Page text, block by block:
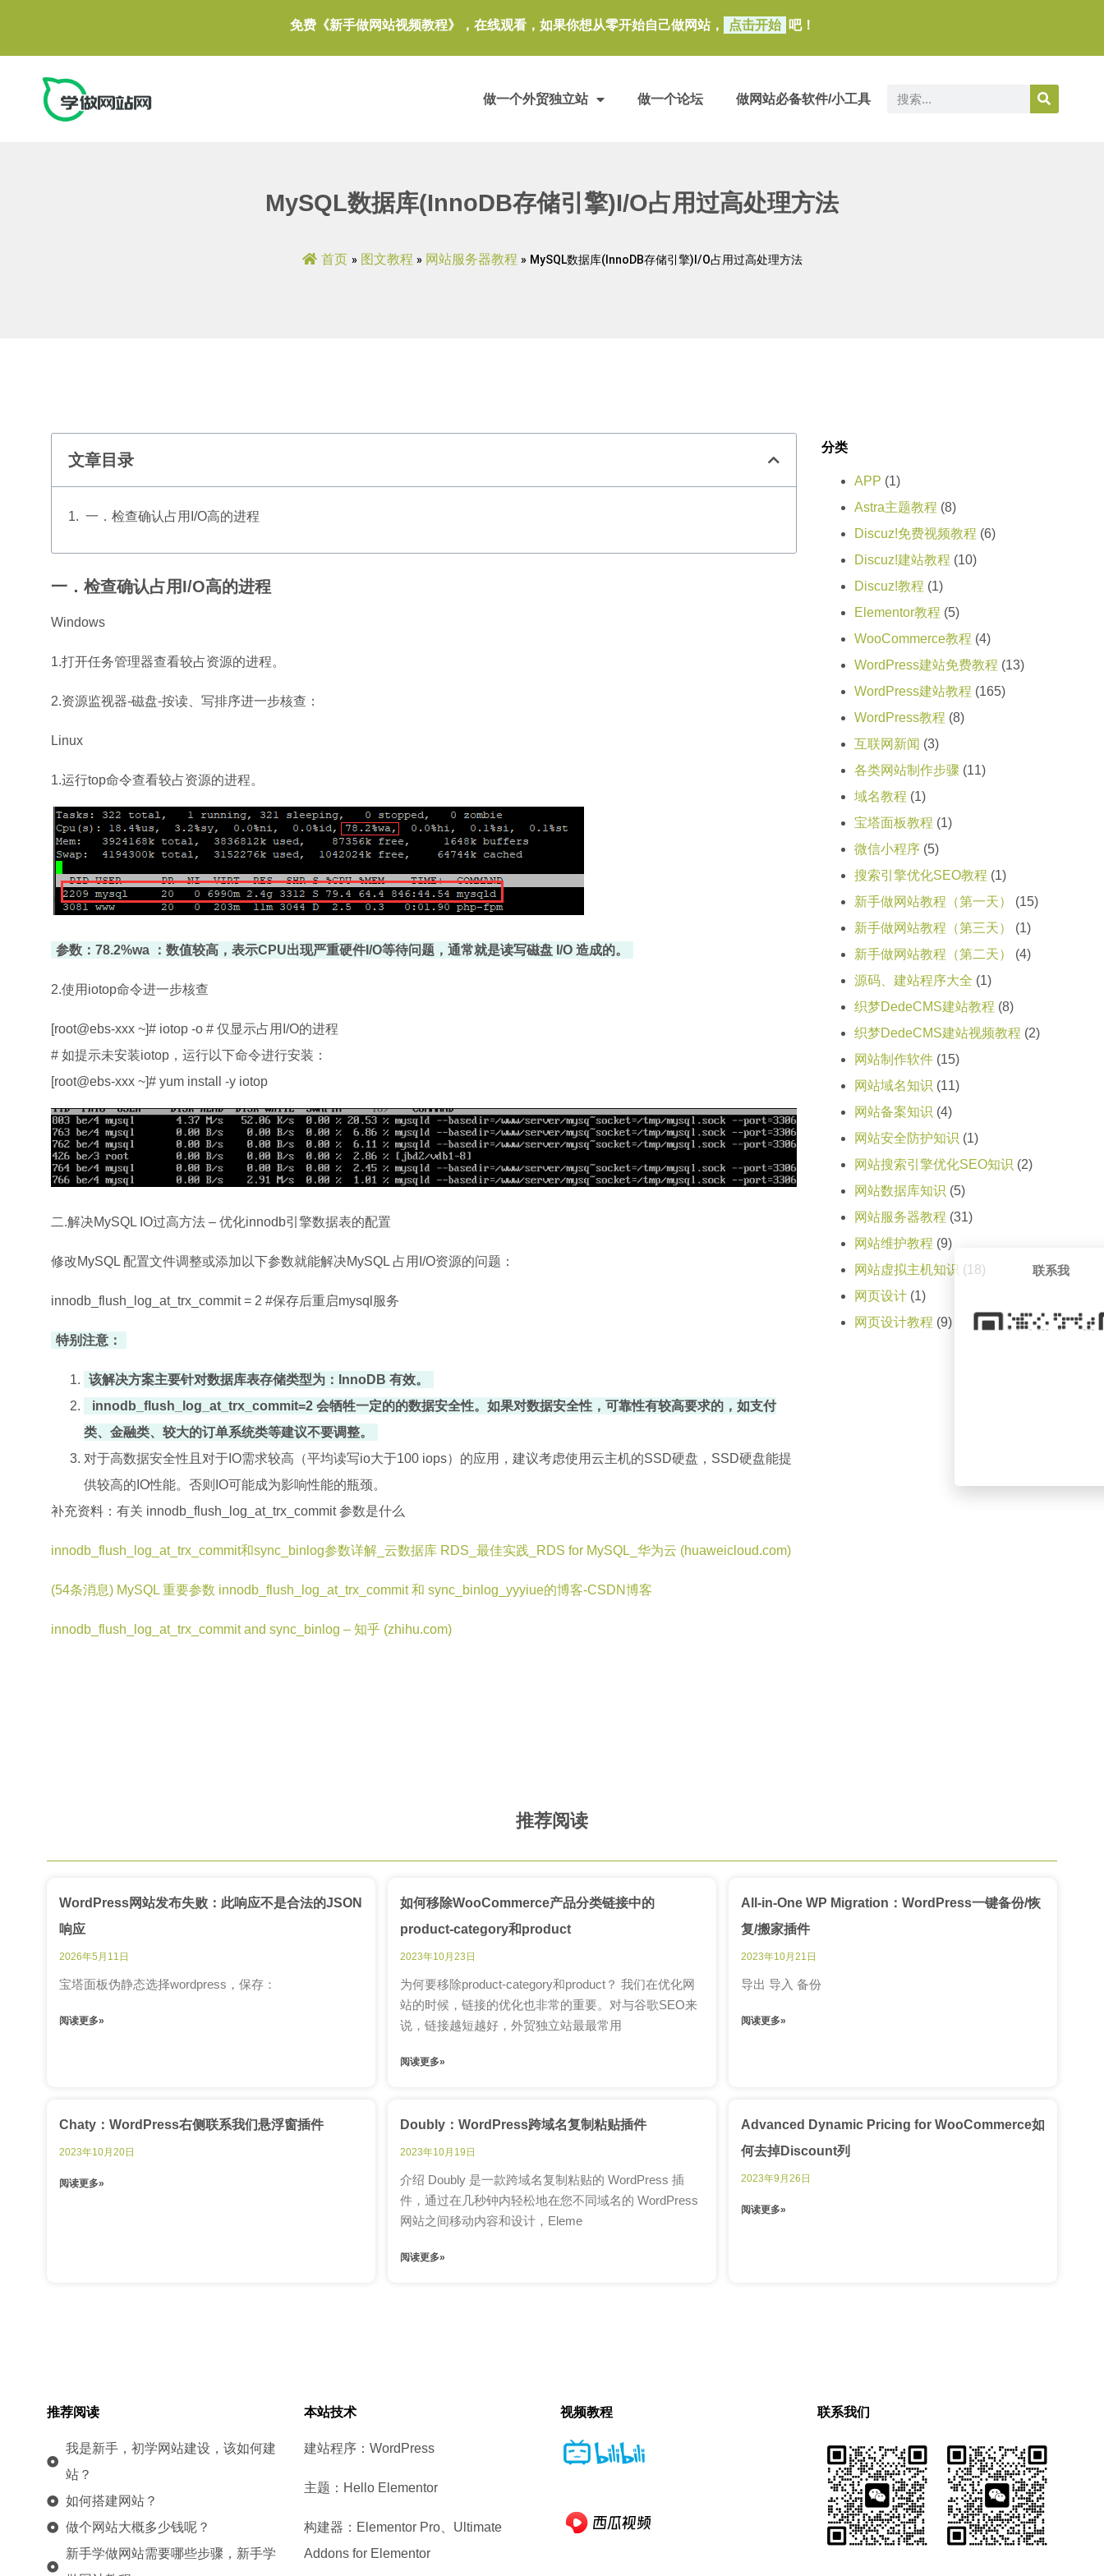
免费《新手做网站视频教程》，在线观看，如果你想从零开始自己做网站， 点击开始 吧！
做一个外贸独立站 做一个论坛 做网站必备软件/小工具
MySQL数据库(InnoDB存储引擎)I/O占用过高处理方法
首页 » 图文教程 » 网站服务器教程 » MySQL数据库(InnoDB存储引擎)I/O占用过高处理方法
文章目录
一．检查确认占用I/O高的进程
一．检查确认占用I/O高的进程
Windows
1.打开任务管理器查看较占资源的进程。
2.资源监视器-磁盘-按读、写排序进一步核查：
Linux
1.运行top命令查看较占资源的进程。
参数：78.2%wa ：数值较高，表示CPU出现严重硬件I/O等待问题，通常就是读写磁盘 I/O 造成的。
2.使用iotop命令进一步核查
[root@ebs-xxx ~]# iotop -o # 仅显示占用I/O的进程
# 如提示未安装iotop，运行以下命令进行安装：
[root@ebs-xxx ~]# yum install -y iotop
二.解决MySQL IO过高方法 – 优化innodb引擎数据表的配置
修改MySQL 配置文件调整或添加以下参数就能解决MySQL 占用I/O资源的问题：
innodb_flush_log_at_trx_commit = 2 #保存后重启mysql服务
特别注意：
该解决方案主要针对数据库表存储类型为：InnoDB 有效。
innodb_flush_log_at_trx_commit=2 会牺牲一定的的数据安全性。如果对数据安全性，可靠性有较高要求的，如支付
类、金融类、较大的订单系统类等建议不要调整。
对于高数据安全性且对于IO需求较高（平均读写io大于100 iops）的应用，建议考虑使用云主机的SSD硬盘，SSD硬盘能提
供较高的IO性能。否则IO可能成为影响性能的瓶颈。
补充资料：有关 innodb_flush_log_at_trx_commit 参数是什么
innodb_flush_log_at_trx_commit和sync_binlog参数详解_云数据库 RDS_最佳实践_RDS for MySQL_华为云 (huaweicloud.com)
(54条消息) MySQL 重要参数 innodb_flush_log_at_trx_commit 和 sync_binlog_yyyiue的博客-CSDN博客
innodb_flush_log_at_trx_commit and sync_binlog – 知乎 (zhihu.com)
分类
APP (1)
Astra主题教程 (8)
Discuz!免费视频教程 (6)
Discuz!建站教程 (10)
Discuz!教程 (1)
Elementor教程 (5)
WooCommerce教程 (4)
WordPress建站免费教程 (13)
WordPress建站教程 (165)
WordPress教程 (8)
互联网新闻 (3)
各类网站制作步骤 (11)
域名教程 (1)
宝塔面板教程 (1)
微信小程序 (5)
搜索引擎优化SEO教程 (1)
新手做网站教程（第一天）
(15)
新手做网站教程（第三天）
(1)
新手做网站教程（第二天）
(4)
源码、建站程序大全 (1)
织梦DedeCMS建站教程 (8)
织梦DedeCMS建站视频教程 (2)
网站制作软件(15)
网站域名知识 (11)
网站备案知识 (4)
网站安全防护知识 (1)
网站搜索引擎优化SEO知识 (2)
网站数据库知识 (5)
网站服务器教程 (31)
网站维护教程 (9)
网站虚拟主机知识 (18)
网页设计(1)
网页设计教程 (9)
推荐阅读
WordPress网站发布失败：此响应不是合法的JSON
响应
2026年5月11日
宝塔面板伪静态选择wordpress，保存：
阅读更多»
如何移除WooCommerce产品分类链接中的
product-category和product
2023年10月23日
为何要移除product-category和product？ 我们在优化网
站的时候，链接的优化也非常的重要。对与谷歌SEO来
说，链接越短越好，外贸独立站最最常用
阅读更多»
All-in-One WP Migration：WordPress一键备份/恢
复/搬家插件
2023年10月21日
导出 导入 备份
阅读更多»
Chaty：WordPress右侧联系我们悬浮窗插件
2023年10月20日
阅读更多»
Doubly：WordPress跨域名复制粘贴插件
2023年10月19日
介绍 Doubly 是一款跨域名复制粘贴的 WordPress 插
件，通过在几秒钟内轻松地在您不同域名的 WordPress
网站之间移动内容和设计，Eleme
阅读更多»
Advanced Dynamic Pricing for WooCommerce如
何去掉Discount列
2023年9月26日
阅读更多»
推荐阅读
我是新手，初学网站建设，该如何建
站？
如何搭建网站？
做个网站大概多少钱呢？
新手学做网站需要哪些步骤，新手学
本站技术
建站程序：WordPress
主题：Hello Elementor
构建器：Elementor Pro、Ultimate
Addons for Elementor
视频教程 联系我们